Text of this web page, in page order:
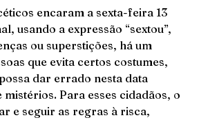
encaram a sexta-feira 13
usando a expressão “sextou”,
ou superstições, há um
que evita certos costumes,
dar errado nesta data
Para esses cidadãos, o
e seguir as regras à risca,